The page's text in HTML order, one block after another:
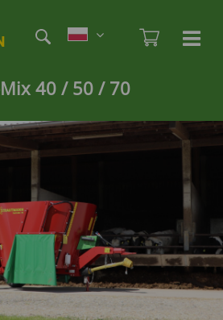
40 / 50 / 70